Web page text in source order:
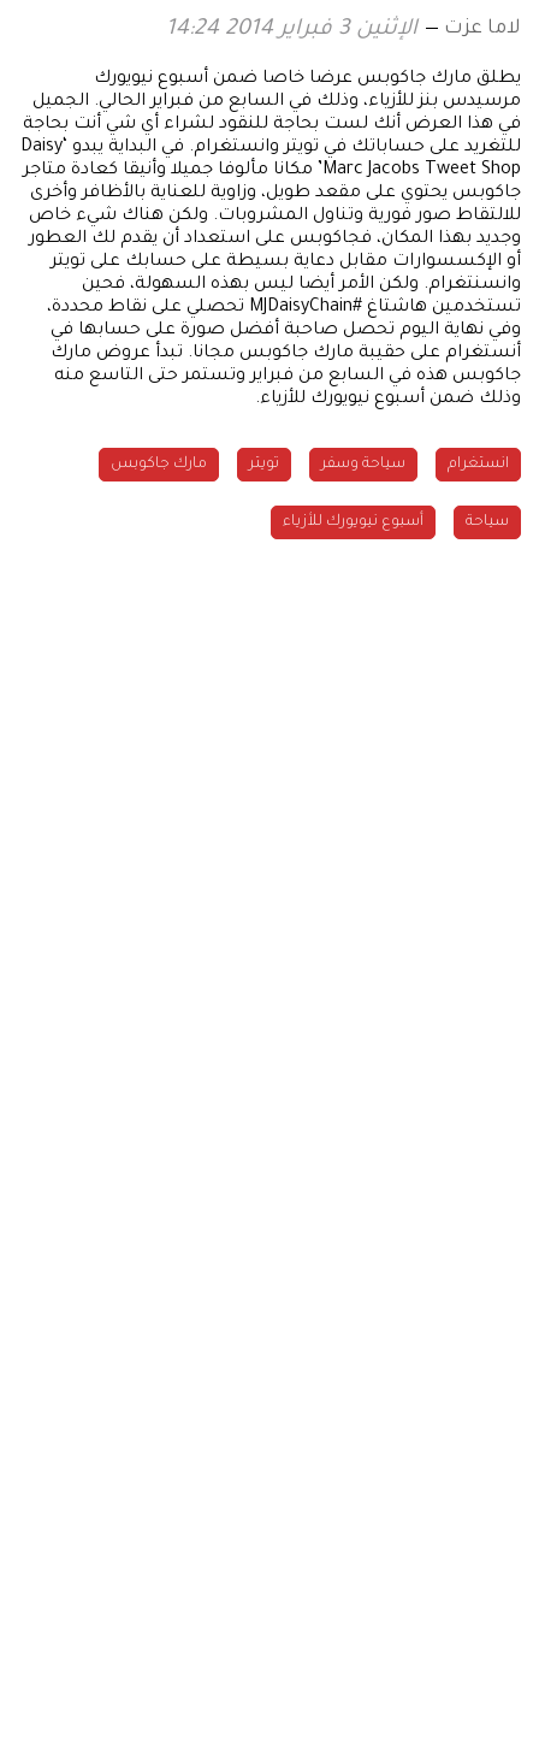
لاما عزت الإثنين 3 فبراير 2014 14:24
يطلق مارك جاكوبس عرضا خاصا ضمن أسبوع نيويورك
مرسيدس بنز للأزياء، وذلك في السابع من فبراير الحالي. الجميل
في هذا العرض أنك لست بحاجة للنقود لشراء أي شي أنت بحاجة
للتغريد على حساباتك في تويتر وانستغرام. في البداية يبدو ‘Daisy
Marc Jacobs Tweet Shop’ مكانا مألوفا جميلا وأنيقا كعادة متاجر
جاكوبس يحتوي على مقعد طويل، وزاوية للعناية بالأظافر وأخرى
للالتقاط صور فورية وتناول المشروبات. ولكن هناك شيء خاص
وجديد بهذا المكان، فجاكوبس على استعداد أن يقدم لك العطور
أو الإكسسوارات مقابل دعاية بسيطة على حسابك على تويتر
وانسنتغرام. ولكن الأمر أيضا ليس بهذه السهولة، فحين
تستخدمين هاشتاغ #MJDaisyChain تحصلي على نقاط محددة،
وفي نهاية اليوم تحصل صاحبة أفضل صورة على حسابها في
أنستغرام على حقيبة مارك جاكوبس مجانا. تبدأ عروض مارك
جاكوبس هذه في السابع من فبراير وتستمر حتى التاسع منه
وذلك ضمن أسبوع نيويورك للأزياء.
انستغرام سياحة وسفر تويتر مارك جاكوبس
سياحة أسبوع نيويورك للأزياء